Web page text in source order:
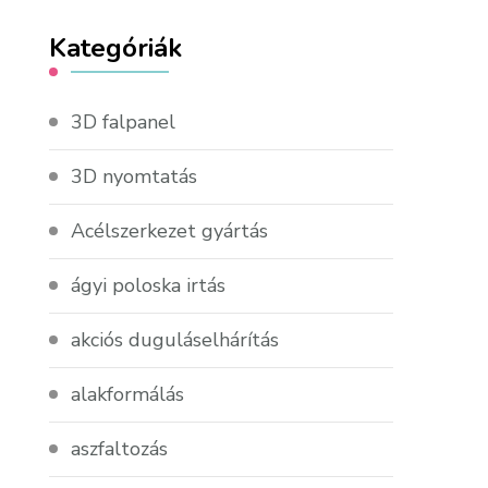
Kategóriák
3D falpanel
3D nyomtatás
Acélszerkezet gyártás
ágyi poloska irtás
akciós duguláselhárítás
alakformálás
aszfaltozás